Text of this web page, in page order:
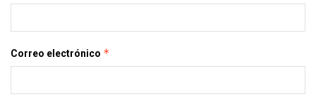
Correo electrónico *